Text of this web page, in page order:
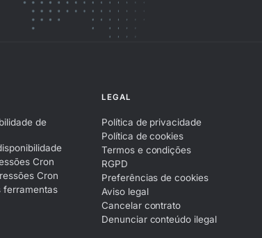
de
Cron
Cron
ferramentas
LEGAL
Política de privacidade
Política de cookies
Termos e condições
RGPD
Preferências de cookies
Aviso legal
Cancelar contrato
Denunciar conteúdo ilegal